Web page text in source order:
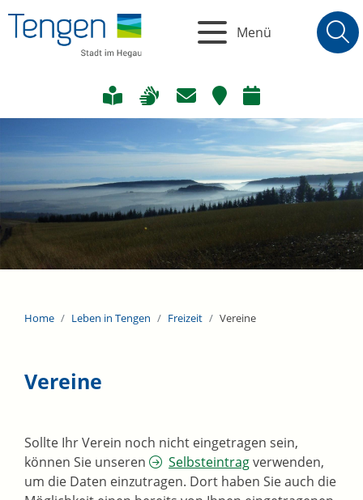
Menü
Home Leben in Tengen Freizeit Vereine
Vereine
Sollte Ihr Verein noch nicht eingetragen sein,
können Sie unseren
Selbsteintragverwenden,
um die Daten einzutragen. Dort haben Sie auch die